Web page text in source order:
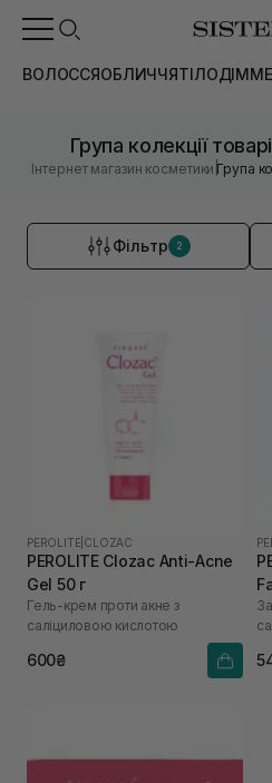
ВОЛОССЯОБЛИЧЧЯТІЛОДІМ
Група колекції
Інтернет магазин косметики |Група
Фільтр 2
PEROLITE CLOZAC
PEROLITE Clozac Anti-Acne
Gel 50 г
Гель-крем проти акне з
саліциловою кислотою
600₴